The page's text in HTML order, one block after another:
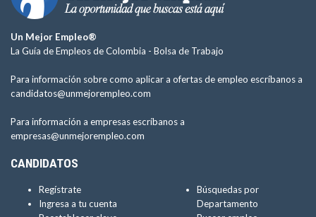
Un Mejor Empleo®
La Guía de Empleos de Colombia - Bolsa de Trabajo
Para información sobre como aplicar a ofertas de empleo escríbanos a
candidatos@unmejorempleo.com
Para información a empresas escríbanos a
empresas@unmejorempleo.com
CANDIDATOS
Regístrate
Ingresa a tu cuenta
Búsquedas por
Departamento